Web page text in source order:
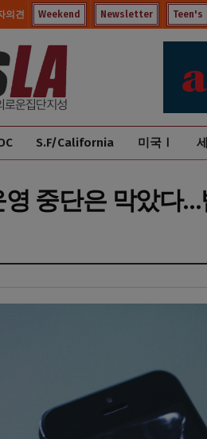
의견 Weekend Newsletter Teen's
S.F/California 미국Ⅰ
중단은 막았다